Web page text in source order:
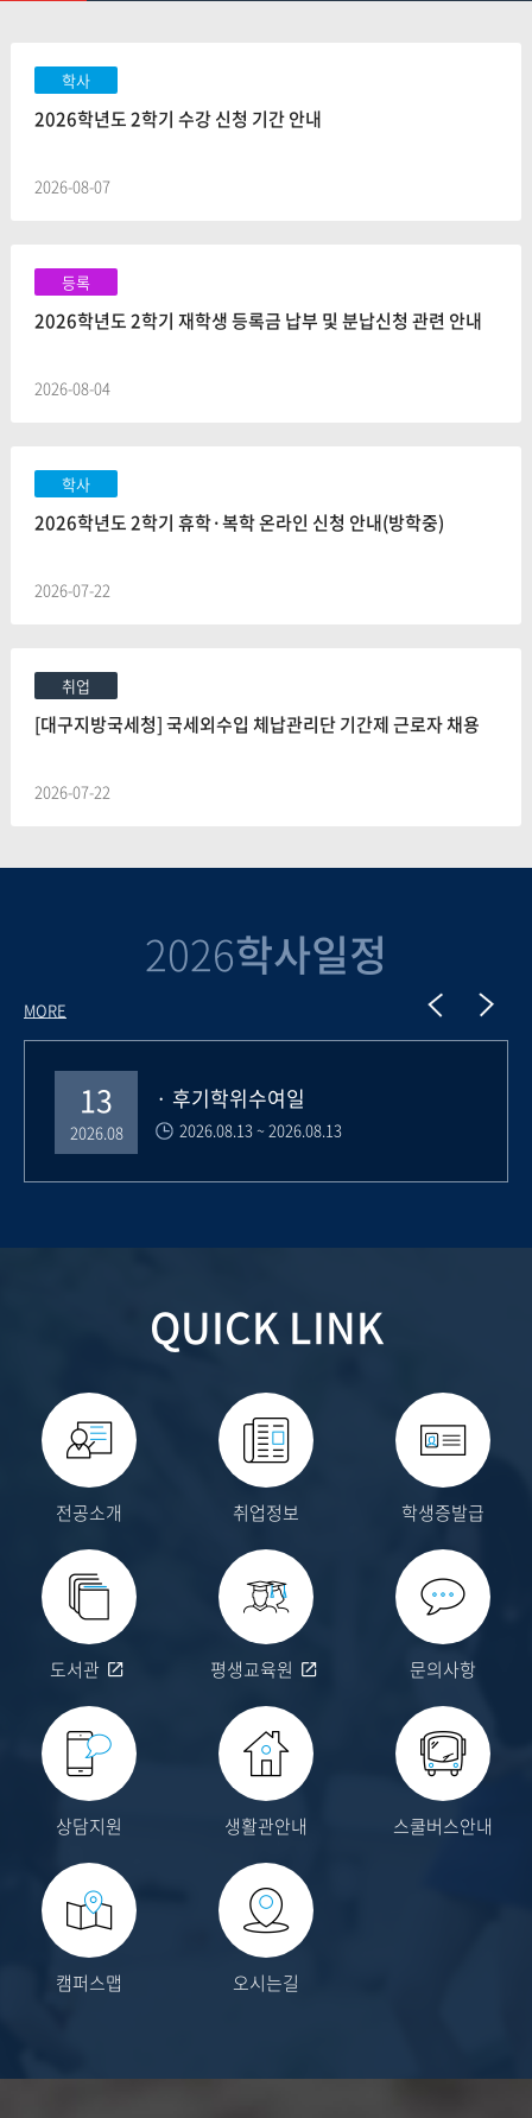
학사
2026학년도 2학기 수강 신청 기간 안내
2026-08-07
등록
2026학년도 2학기 재학생 등록금 납부 및 분납신청 관련 안내
2026-08-04
학사
2026학년도 2학기 휴학·복학 온라인 신청 안내(방학중)
2026-07-22
취업
[대구지방국세청] 국세외수입 체납관리단 기간제 근로자 채용
2026-07-22
2026학사일정
MORE
13
2026.08
· 후기학위수여일
2026.08.13 ~ 2026.08.13
QUICK LINK
전공소개 취업정보 학생증발급
도서관 평생교육원 문의사항
상담지원 생활관안내 스쿨버스안내
캠퍼스맵 오시는길